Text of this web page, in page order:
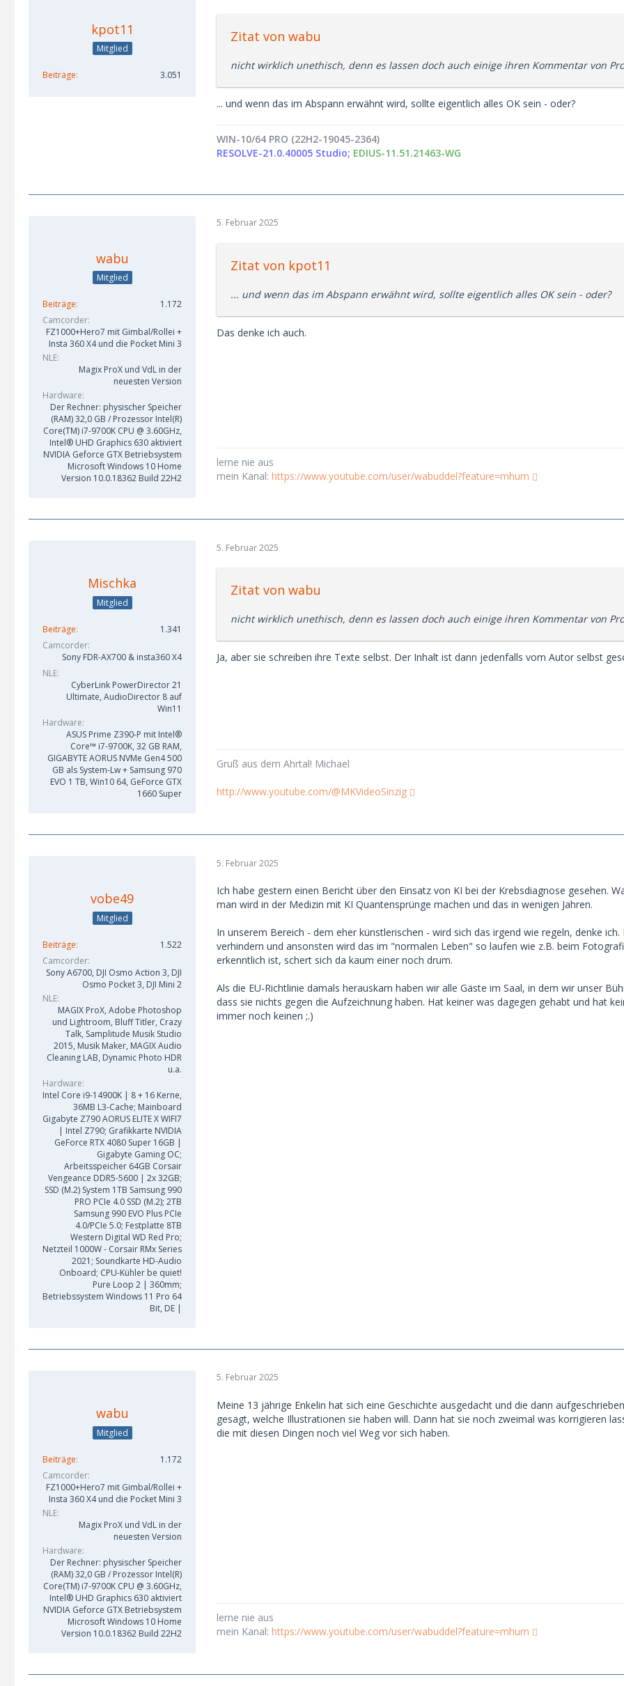
kpot11
Mitglied
Beiträge 3.051
Zitat von wabu
nicht wirklich unethisch, denn es lassen doch auch einige ihren Kommentar von
... und wenn das im Abspann erwähnt wird, sollte eigentlich alles OK sein - oder?
WIN-10/64 PRO (22H2-19045-2364)
RESOLVE-21.0.40005 Studio; EDIUS-11.51.21463-WG
wabu
Mitglied
Beiträge
1.172
Camcorder
FZ1000+Hero7 mit Gimbal/Rollei +
Insta 360 X4 und die Pocket Mini 3
NLE
Magix ProX und VdL in der
neuesten Version
Hardware
Der Rechner: physischer Speicher
(RAM) 32,0 GB / Prozessor Intel(R)
Core(TM) i7-9700K CPU @ 3.60GHz,
Intel® UHD Graphics 630 aktiviert
NVIDIA Geforce GTX Betriebsystem
Microsoft Windows 10 Home
Version 10.0.18362 Build 22H2
5. Februar 2025
Zitat von kpot11
... und wenn das im Abspann erwähnt wird, sollte eigentlich alles OK sein - oder?
Das denke ich auch.
lerne nie aus
mein Kanal: https://www.youtube.com/user/wabuddel?feature=mhum
Mischka
Mitglied
Beiträge
1.341
Camcorder
Sony FDR-AX700 & insta360 X4
NLE
CyberLink PowerDirector 21
Ultimate, AudioDirector 8 auf
Win11
Hardware
ASUS Prime Z390-P mit Intel®
Core™ i7-9700K, 32 GB RAM,
GIGABYTE AORUS NVMe Gen4 500
GB als System-Lw + Samsung 970
EVO 1 TB, Win10 64, GeForce GTX
1660 Super
5. Februar 2025
Zitat von wabu
nicht wirklich unethisch, denn es lassen doch auch einige ihren Kommentar von
Ja, aber sie schreiben ihre Texte selbst. Der Inhalt ist dann jedenfalls vom Autor selbst
Gruß aus dem Ahrtal! Michael
http://www.youtube.com/@MKVideoSinzig
vobe49
Mitglied
Beiträge
1.522
Camcorder
Sony A6700, DJI Osmo Action 3, DJI
Osmo Pocket 3, DJI Mini 2
NLE
MAGIX ProX, Adobe Photoshop
und Lightroom, Bluff Titler, Crazy
Talk, Samplitude Musik Studio
2015, Musik Maker, MAGIX Audio
Cleaning LAB, Dynamic Photo HDR
u.a.
Hardware
Intel Core i9-14900K | 8 + 16 Kerne,
36MB L3-Cache; Mainboard
Gigabyte Z790 AORUS ELITE X WIFI7
| Intel Z790; Grafikkarte NVIDIA
GeForce RTX 4080 Super 16GB |
Gigabyte Gaming OC;
Arbeitsspeicher 64GB Corsair
Vengeance DDR5-5600 | 2x 32GB;
SSD (M.2) System 1TB Samsung 990
PRO PCIe 4.0 SSD (M.2); 2TB
Samsung 990 EVO Plus PCIe
4.0/PCIe 5.0; Festplatte 8TB
Western Digital WD Red Pro;
Netzteil 1000W - Corsair RMx Series
2021; Soundkarte HD-Audio
Onboard; CPU-Kühler be quiet!
Pure Loop 2 | 360mm;
Betriebssystem Windows 11 Pro 64
Bit, DE |
5. Februar 2025
Ich habe gestern einen Bericht über den Einsatz von KI bei der Krebsdiagnose gesehen.
man wird in der Medizin mit KI Quantensprünge machen und das in wenigen Jahren.
In unserem Bereich - dem eher künstlerischen - wird sich das irgend wie regeln, denke
verhindern und ansonsten wird das im "normalen Leben" so laufen wie z.B. beim
erkenntlich ist, schert sich da kaum einer noch drum.
Als die EU-Richtlinie damals herauskam haben wir alle Gäste im Saal, in dem wir unser
dass sie nichts gegen die Aufzeichnung haben. Hat keiner was dagegen gehabt und hat
immer noch keinen ;.)
wabu
Mitglied
Beiträge
1.172
Camcorder
FZ1000+Hero7 mit Gimbal/Rollei +
Insta 360 X4 und die Pocket Mini 3
NLE
Magix ProX und VdL in der
neuesten Version
Hardware
Der Rechner: physischer Speicher
(RAM) 32,0 GB / Prozessor Intel(R)
Core(TM) i7-9700K CPU @ 3.60GHz,
Intel® UHD Graphics 630 aktiviert
NVIDIA Geforce GTX Betriebsystem
Microsoft Windows 10 Home
Version 10.0.18362 Build 22H2
5. Februar 2025
Meine 13 jährige Enkelin hat sich eine Geschichte ausgedacht und die dann
gesagt, welche Illustrationen sie haben will. Dann hat sie noch zweimal was korrigieren
die mit diesen Dingen noch viel Weg vor sich haben.
lerne nie aus
mein Kanal: https://www.youtube.com/user/wabuddel?feature=mhum